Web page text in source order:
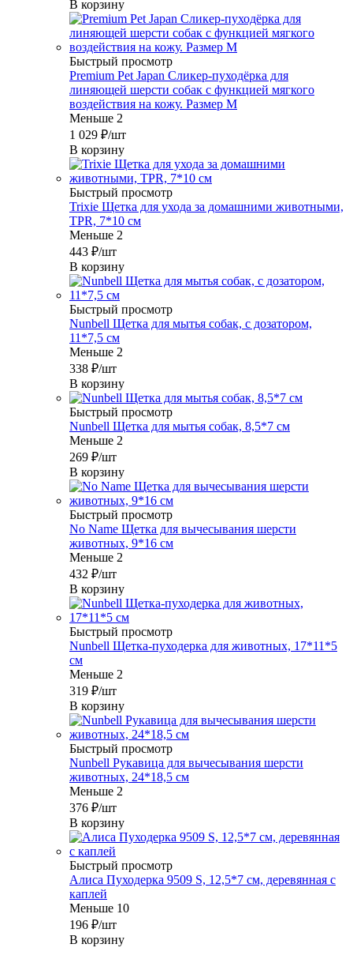
В корзину
Быстрый просмотр
Premium Pet Japan Сликер-пуходёрка для
линяющей шерсти собак с функцией мягкого
воздействия на кожу. Размер М
Меньше 2
1 029 ₽/шт
В корзину
Быстрый просмотр
Trixie Щетка для ухода за домашними животными,
TPR, 7*10 см
Меньше 2
443 ₽/шт
В корзину
Быстрый просмотр
Nunbell Щетка для мытья собак, с дозатором,
11*7,5 см
Меньше 2
338 ₽/шт
В корзину
Быстрый просмотр
Nunbell Щетка для мытья собак, 8,5*7 см
Меньше 2
269 ₽/шт
В корзину
Быстрый просмотр
No Name Щетка для вычесывания шерсти
животных, 9*16 см
Меньше 2
432 ₽/шт
В корзину
Быстрый просмотр
Nunbell Щетка-пуходерка для животных, 17*11*5
см
Меньше 2
319 ₽/шт
В корзину
Быстрый просмотр
Nunbell Рукавица для вычесывания шерсти
животных, 24*18,5 см
Меньше 2
376 ₽/шт
В корзину
Быстрый просмотр
Алиса Пуходерка 9509 S, 12,5*7 см, деревянная с
каплей
Меньше 10
196 ₽/шт
В корзину